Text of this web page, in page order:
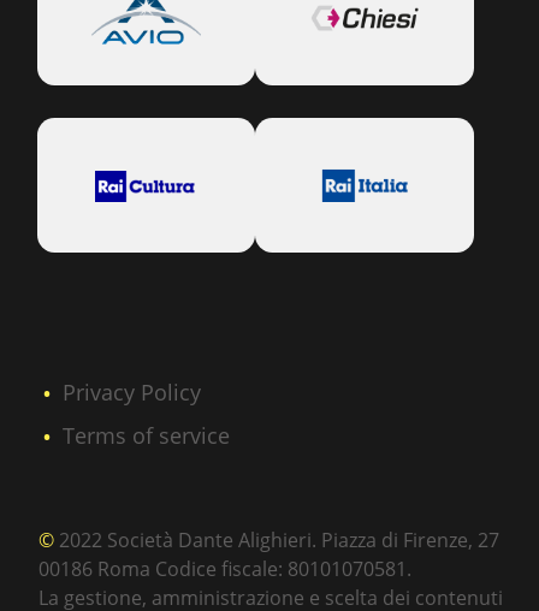
Privacy Policy
Terms of service
© 2022 Società Dante Alighieri. Piazza di Firenze, 27
00186 Roma Codice fiscale: 80101070581.
La gestione, amministrazione e scelta dei contenuti